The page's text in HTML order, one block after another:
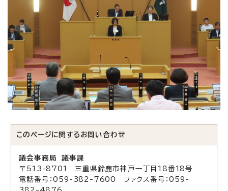
このページに関する お問い合わせ
議会事務局 議事課
〒513-8701 三重県鈴鹿市神戸一丁目18番18号
電話番号：059-382-7600 ファクス番号：059-